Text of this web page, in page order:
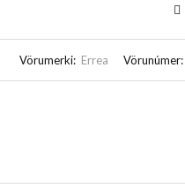
Vörumerki: Errea Vörunúmer: